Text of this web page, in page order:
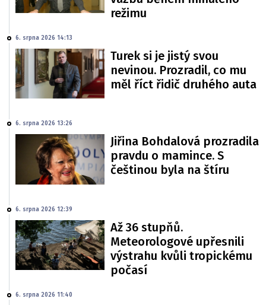
režimu
6. srpna 2026 14:13
Turek si je jistý svou
nevinou. Prozradil, co mu
měl říct řidič druhého auta
6. srpna 2026 13:26
Jiřina Bohdalová prozradila
pravdu o mamince. S
češtinou byla na štíru
6. srpna 2026 12:39
Až 36 stupňů.
Meteorologové upřesnili
výstrahu kvůli tropickému
počasí
6. srpna 2026 11:40